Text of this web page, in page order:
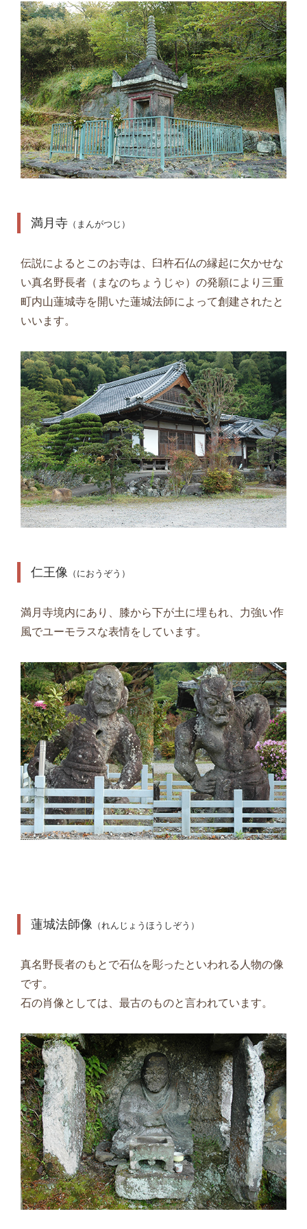
満月寺 （まんがつじ）
伝説によるとこのお寺は、臼杵石仏の縁起に欠かせな
い真名野長者（まなのちょうじゃ）の発願により三重
町内山蓮城寺を開いた蓮城法師によって創建されたと
いいます。
仁王像 （におうぞう）
満月寺境内にあり、膝から下が土に埋もれ、力強い作
風でユーモラスな表情をしています。
蓮城法師像 （れんじょうほうしぞう）
真名野長者のもとで石仏を彫ったといわれる人物の像
です。
石の肖像としては、最古のものと言われています。